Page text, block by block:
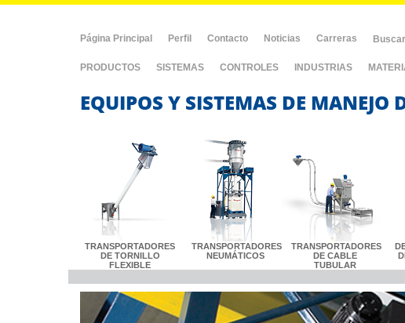
Página Principal Perfil Contacto Noticias Carreras
PRODUCTOS SISTEMAS CONTROLES INDUSTRIAS
EQUIPOS Y SISTEMAS DE MANEJO
TRANSPORTADORES
DE TORNILLO
FLEXIBLE
TRANSPORTADORES
NEUMÁTICOS
TRANSPORTADORES
DE CABLE
TUBULAR